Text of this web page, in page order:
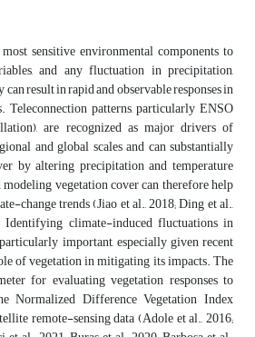
sensitive environmental components to
and any fluctuation in precipitation,
result in rapid and observable responses in
Teleconnection patterns, particularly ENSO
are recognized as major drivers of
and global scales and can substantially
by altering precipitation and temperature
vegetation cover can therefore help
change trends (Jiao et al., 2018; Ding et al.,
Identifying climate-induced fluctuations in
important, especially given recent
of vegetation in mitigating its impacts. The
for evaluating vegetation responses to
Normalized Difference Vegetation Index
remote-sensing data (Adole et al., 2016;